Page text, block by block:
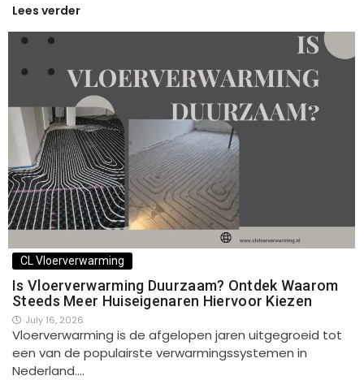
Lees verder
CL Vloerverwarming
Is Vloerverwarming Duurzaam? Ontdek Waarom
Steeds Meer Huiseigenaren Hiervoor Kiezen
July 16, 2026
Vloerverwarming is de afgelopen jaren uitgegroeid tot
een van de populairste verwarmingssystemen in
Nederland.…